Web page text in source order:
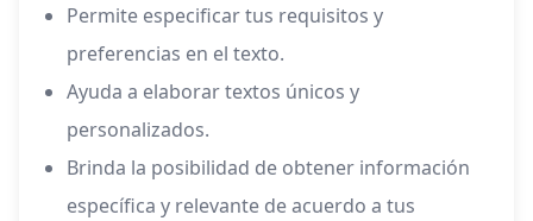
Permite especificar tus requisitos y
preferencias en el texto.
Ayuda a elaborar textos únicos y
personalizados.
Brinda la posibilidad de obtener información
específica y relevante de acuerdo a tus